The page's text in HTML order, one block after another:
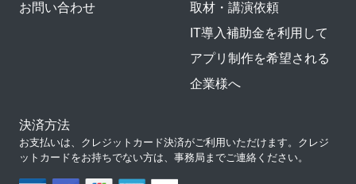
お問い合わせ
取材・講演依頼
IT導入補助金を利用して
アプリ制作を希望される
企業様へ
決済方法
お支払いは、クレジットカード決済がご利用いただけます。クレジ
ットカードをお持ちでない方は、事務局までご連絡ください。